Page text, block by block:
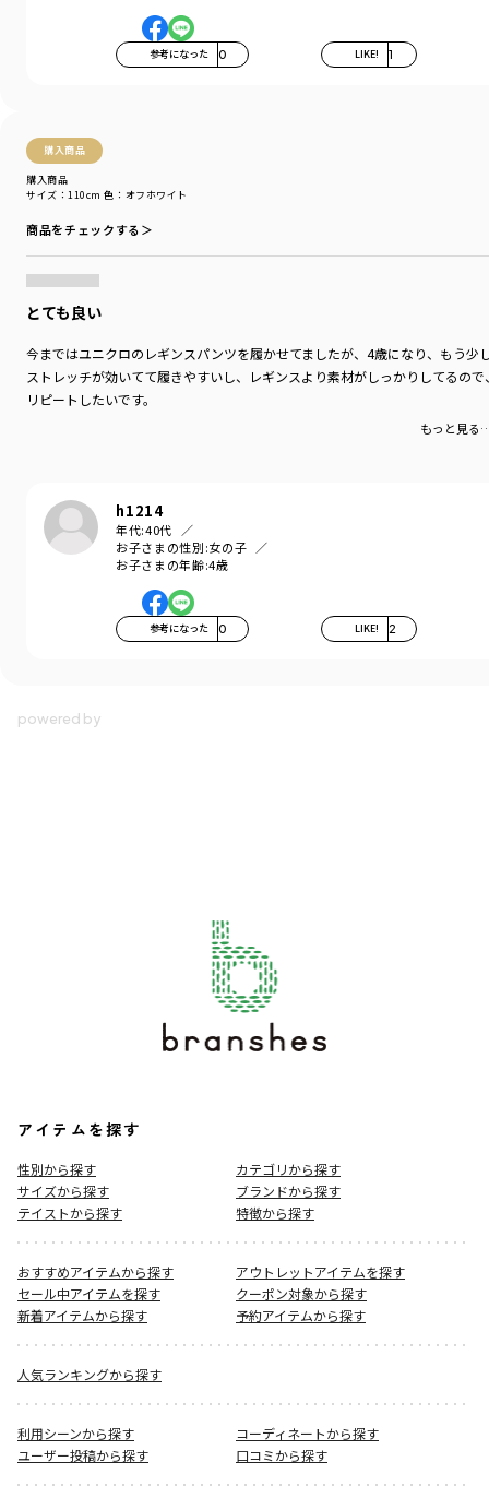
参考になった 0 LIKE! 1
購入商品
購入商品
サイズ：110cm 色：オフホワイト
商品をチェックする＞
とても良い
今まではユニクロのレギンスパンツを履かせてましたが、4歳になり、もう
ストレッチが効いてて履きやすいし、レギンスより素材がしっかりしてるの
リピートしたいです。
もっと見る
h1214
年代:40代
お子さまの性別:女の子
お子さまの年齢:4歳
参考になった 0 LIKE! 2
アイテムを探す
性別から探す
カテゴリから探す
サイズから探す
ブランドから探す
テイストから探す
特徴から探す
おすすめアイテムから探す
アウトレットアイテムを探す
セール中アイテムを探す
クーポン対象から探す
新着アイテムから探す
予約アイテムから探す
人気ランキングから探す
利用シーンから探す
コーディネートから探す
ユーザー投稿から探す
口コミから探す